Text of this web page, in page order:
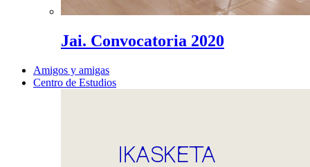
Jai. Convocatoria 2020
Amigos y amigas
Centro de Estudios